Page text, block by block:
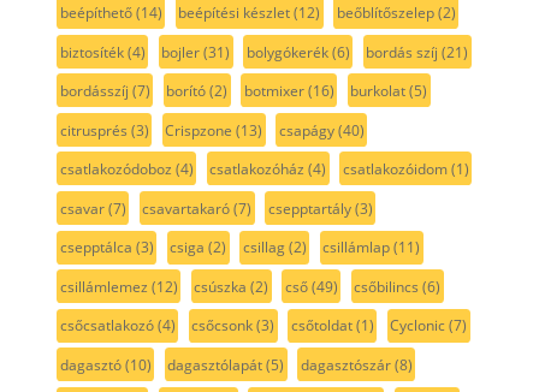
beépíthető(14) beépítési készlet(12) beőblítőszelep(2)
biztosíték(4) bojler(31) bolygókerék(6) bordás szíj (21)
bordásszíj (7) borító(2) botmixer(16) burkolat(5)
citrusprés (3) Crispzone (13) csapágy(40)
csatlakozódoboz (4) csatlakozóház (4) csatlakozóidom(1)
csavar(7) csavartakaró(7) csepptartály(3)
csepptálca (3) csiga (2) csillag(2) csillámlap(11)
csillámlemez (12) csúszka (2) cső(49) csőbilincs (6)
csőcsatlakozó(4) csőcsonk(3) csőtoldat(1) Cyclonic(7)
dagasztó(10) dagasztólapát(5) dagasztószár(8)